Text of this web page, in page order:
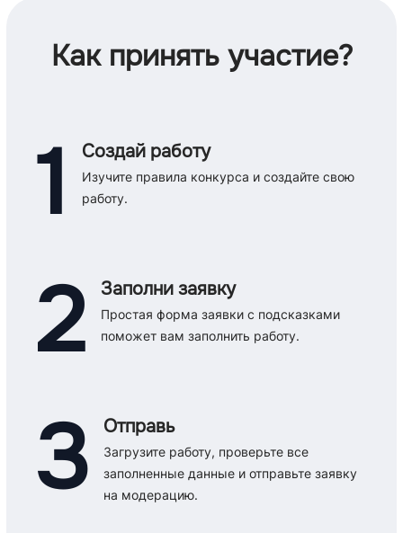
Как принять участие?
1 Создай работу
Изучите правила конкурса и создайте свою
работу.
2 Заполни заявку
Простая форма заявки с подсказками
поможет вам заполнить работу.
3 Отправь
Загрузите работу, проверьте все
заполненные данные и отправьте заявку
на модерацию.